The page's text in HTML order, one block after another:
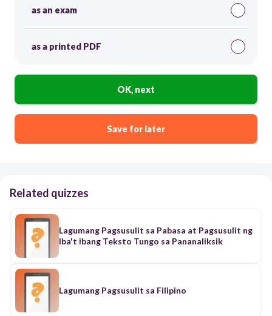
as an exam
as a printed PDF
OK, next
Save for later
Related quizzes
Lagumang Pagsusulit sa Pabasa at Pagsusulit ng
Iba't ibang Teksto Tungo sa Pananaliksik
Lagumang Pagsusulit sa Filipino